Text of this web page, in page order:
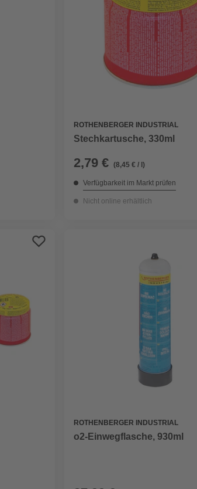
ROTHENBERGER INDUSTRIAL
Stechkartusche, 330ml
2,79 € (8,45 € / l)
Verfügbarkeit im Markt prüfen
Nicht online erhältlich
ROTHENBERGER INDUSTRIAL
o2-Einwegflasche, 930ml